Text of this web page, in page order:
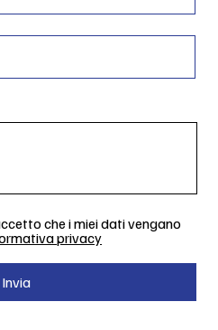
che i miei dati vengano
privacy
Invia